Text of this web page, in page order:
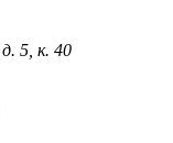
5, к. 40